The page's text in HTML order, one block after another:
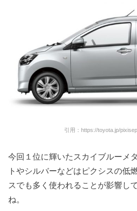
引用：https://toyota.jp/
今回１位に輝いたスカイブルーメ
トやシルバーなどはピクシスの低
スでも多く使われることが影響し
ね。